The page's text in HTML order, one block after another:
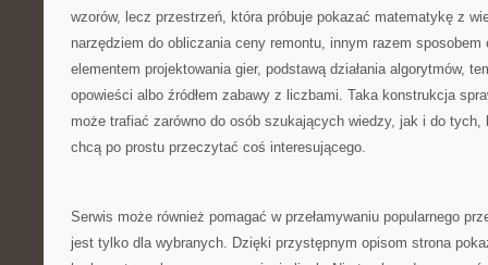
wzorów, lecz przestrzeń, która próbuje pokazać matematykę z
narzędziem do obliczania ceny remontu, innym razem
elementem projektowania gier, podstawą działania algorytmów,
opowieści albo źródłem zabawy z liczbami. Taka konstrukcja
może trafiać zarówno do osób szukających wiedzy, jak i do tych,
chcą po prostu przeczytać coś interesującego.
Serwis może również pomagać w przełamywaniu popularnego
jest tylko dla wybranych. Dzięki przystępnym opisom strona